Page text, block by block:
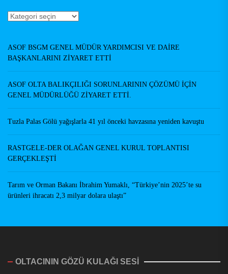
Haberler
ASOF BSGM GENEL MÜDÜR YARDIMCISI VE DAİRE
BAŞKANLARINI ZİYARET ETTİ
ASOF OLTA BALIKÇILIĞI SORUNLARININ ÇÖZÜMÜ İÇİN
GENEL MÜDÜRLÜĞÜ ZİYARET ETTİ.
Tuzla Palas Gölü yağışlarla 41 yıl önceki havzasına yeniden kavuştu
RASTGELE-DER OLAĞAN GENEL KURUL TOPLANTISI
GERÇEKLEŞTİ
Tarım ve Orman Bakanı İbrahim Yumaklı, “Türkiye’nin 2025’te su
ürünleri ihracatı 2,3 milyar dolara ulaştı”
OLTACININ GÖZÜ KULAĞI SESİ